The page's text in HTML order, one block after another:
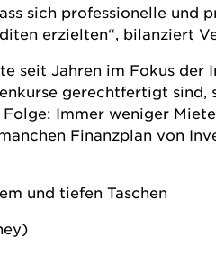
sich professionelle
erzielten“, bilanziert
seit Jahren im Fokus
gerechtfertigt
Immer weniger
Finanzplan von
und tiefen Taschen